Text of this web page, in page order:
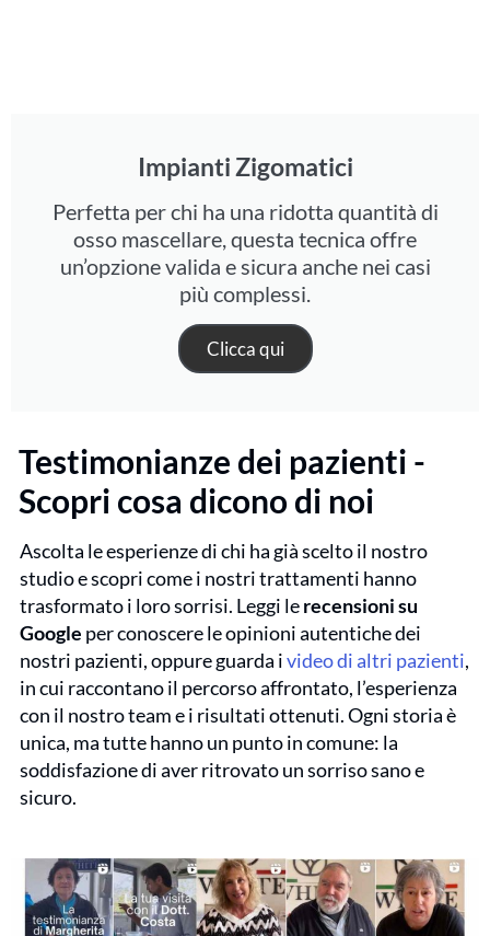
Impianti Zigomatici
Perfetta per chi ha una ridotta quantità di
osso mascellare, questa tecnica offre
un’opzione valida e sicura anche nei casi
più complessi.
Clicca qui
Testimonianze dei pazienti -
Scopri cosa dicono di noi
Ascolta le esperienze di chi ha già scelto il nostro
studio e scopri come i nostri trattamenti hanno
trasformato i loro sorrisi. Leggi lerecensioni su
Google per conoscere le opinioni autentiche dei
nostri pazienti, oppure guarda ivideo di altri pazienti,
in cui raccontano il percorso affrontato, l’esperienza
con il nostro team e i risultati ottenuti. Ogni storia è
unica, ma tutte hanno un punto in comune: la
soddisfazione di aver ritrovato un sorriso sano e
sicuro.